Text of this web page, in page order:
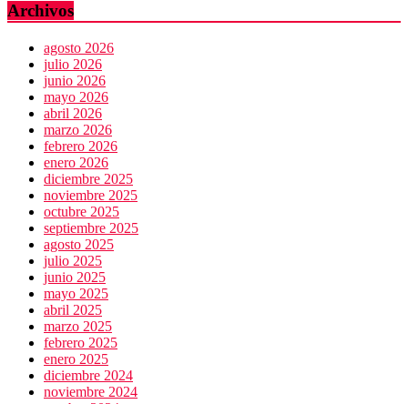
Archivos
agosto 2026
julio 2026
junio 2026
mayo 2026
abril 2026
marzo 2026
febrero 2026
enero 2026
diciembre 2025
noviembre 2025
octubre 2025
septiembre 2025
agosto 2025
julio 2025
junio 2025
mayo 2025
abril 2025
marzo 2025
febrero 2025
enero 2025
diciembre 2024
noviembre 2024